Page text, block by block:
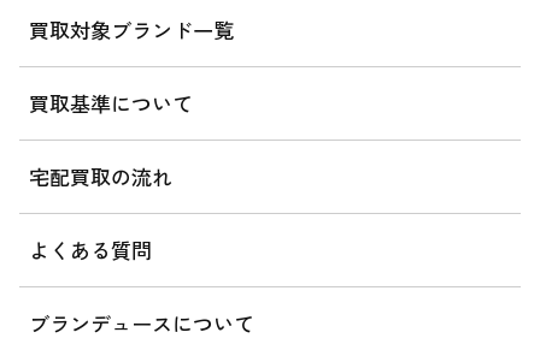
買取対象ブランド一覧
買取基準について
宅配買取の流れ
よくある質問
ブランデュースについて